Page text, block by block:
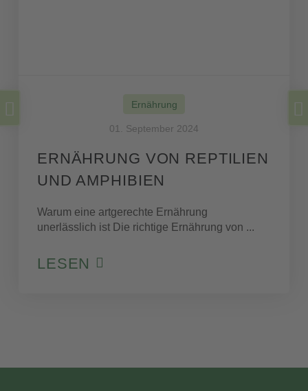
Ernährung
01. September 2024
ERNÄHRUNG VON REPTILIEN
UND AMPHIBIEN
Warum eine artgerechte Ernährung
unerlässlich ist Die richtige Ernährung von ...
LESEN